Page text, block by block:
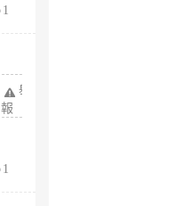
1
舉
報
1